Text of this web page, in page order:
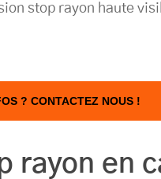
stop rayon haute
? CONTACTEZ NOUS !
rayon en